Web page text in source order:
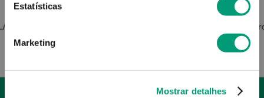
Estatísticas
Marketing
Mostrar detalhes
xl
ADICIONAR